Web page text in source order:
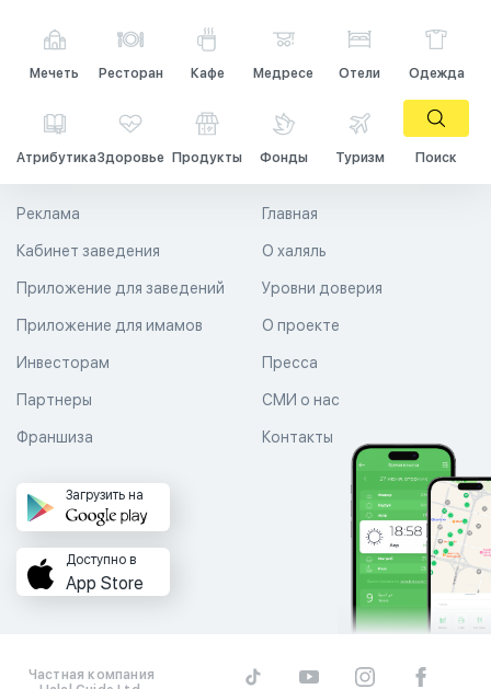
Мечеть Ресторан Кафе Медресе Отели Одежда
АтрибутикаЗдоровье Продукты Фонды Туризм Поиск
Главная
О халяль
Уровни доверия
Реклама
Кабинет заведения
Приложение для заведений
Приложение для имамов О проекте
Пресса
СМИ о нас
Контакты
Инвесторам
Партнеры
Франшиза
Загрузить на
Доступно в
App Store
Частная компания